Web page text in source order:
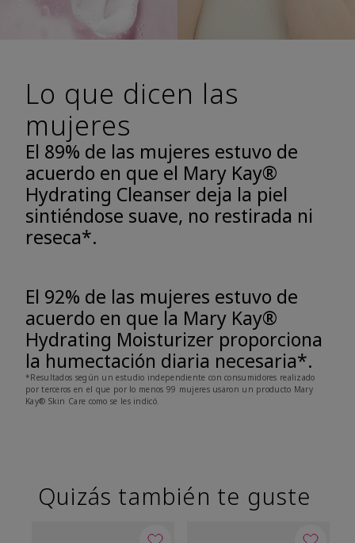
Lo que dicen las
mujeres
El 89% de las mujeres estuvo de
acuerdo en que el Mary Kay®
Hydrating Cleanser deja la piel
sintiéndose suave, no restirada ni
reseca*.
El 92% de las mujeres estuvo de
acuerdo en que la Mary Kay®
Hydrating Moisturizer proporciona
la humectación diaria necesaria*.
*Resultados según un estudio independiente con consumidores realizado
por terceros en el que por lo menos 99 mujeres usaron un producto Mary
Kay® Skin Care como se les indicó.
Quizás también te guste